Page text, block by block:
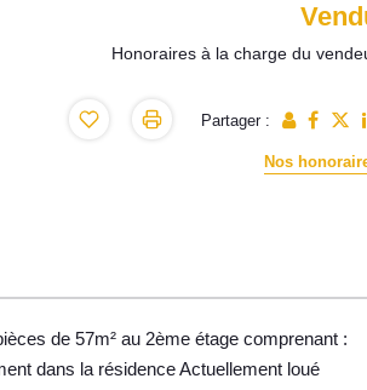
Honoraires à la charge du
Partager :
Nos
de 57m² au 2ème étage comprenant :
dans la résidence Actuellement loué